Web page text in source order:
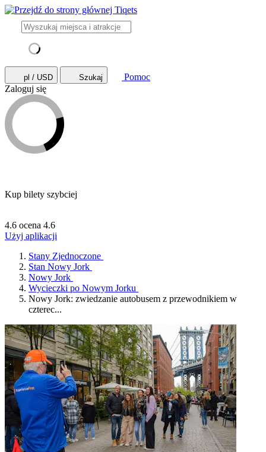
pl / USD Szukaj
Pomoc
Zaloguj się
Kup bilety szybciej
4.6 ocena 4.6
Użyj aplikacji
Stany Zjednoczone
Stan Nowy Jork
Nowy Jork
Wycieczki po Nowym Jorku
Nowy Jork: zwiedzanie autobusem z przewodnikiem w
czterec...